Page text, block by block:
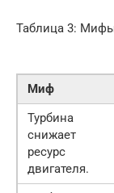
Таблица 3: Мифы
Миф
Турбина
снижает
ресурс
двигателя.